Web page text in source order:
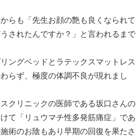
らも「先生お顔の艶も良くなられて
されたんですか？」と言われるまで
ングベッドとラテックスマットレス
らず、極度の体調不良が現れまし
クリニックの医師である坂口さんの
て「 リュウマチ性多発筋痛症 」であ
術のお陰もあり早期の回復を果たさ